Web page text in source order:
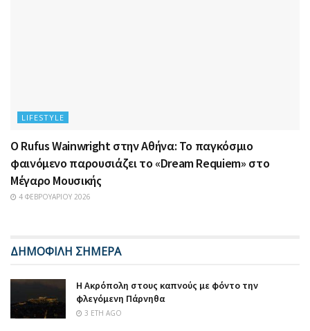
LIFESTYLE
Ο Rufus Wainwright στην Αθήνα: Το παγκόσμιο
φαινόμενο παρουσιάζει το «Dream Requiem» στο
Μέγαρο Μουσικής
4 ΦΕΒΡΟΥΑΡΊΟΥ 2026
ΔΗΜΟΦΙΛΗ ΣΗΜΕΡΑ
Η Ακρόπολη στους καπνούς με φόντο την
φλεγόμενη Πάρνηθα
3 ΈΤΗ AGO